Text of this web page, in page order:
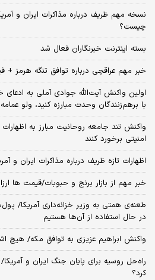
نسخه‌ مهم ظریف درباره مذاکرات ایران و
چیست؟
بسته اینترنت خبرنگاران فعال شد
خبر مهم عراقچی درباره توافق تنگه هرمز +
اولین واکنش آیت‌الله جوادی آملی به ادعای
با برهم‌زنندگان وحدت مبارزه کنید، ولو
واکنش تند جامعه روحانیت مبارز به
امنیتی برخورد کنند
اظهارات تازه ظریف درباره مذاکرات ایران و
خبر مهم از بازار برنج و حبوبات/قیمت ها
طعنه‌ی‌ همتی به وزیر خزانه‌داری آمریکا/
در حال استفاده از آن‌ها هستیم
واکنش ابراهیم عزیزی به توافق مکه/ هیچ
راه‌حل روسیه برای پایان جنگ ایران و
کرد؟